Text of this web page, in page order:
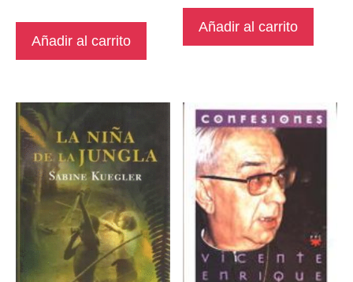
Añadir al carrito
Añadir al carrito